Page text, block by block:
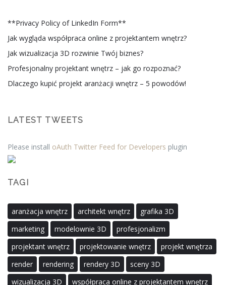
**Privacy Policy of LinkedIn Form**
Jak wygląda współpraca online z projektantem wnętrz?
Jak wizualizacja 3D rozwinie Twój biznes?
Profesjonalny projektant wnętrz – jak go rozpoznać?
Dlaczego kupić projekt aranżacji wnętrz – 5 powodów!
LATEST TWEETS
Please install oAuth Twitter Feed for Developers plugin
TAGI
aranżacja wnętrz architekt wnętrz
grafika 3D
marketing
modelownie 3D
profesjonalizm
projektant wnętrz
projektowanie wnętrz
projekt wnętrza
render
rendering rendery 3D
sceny 3D
wizualizacja 3D
współpraca online z projektantem wnętrz